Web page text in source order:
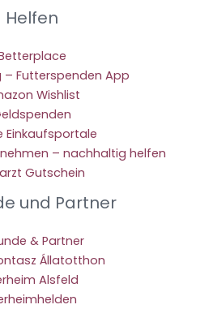
Helfen
– Futterspenden App
Wishlist
Einkaufsportale
– nachhaltig helfen
Gutschein
und Partner
& Partner
Állatotthon
Alsfeld